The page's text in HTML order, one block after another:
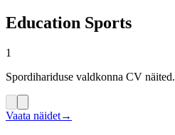
Education Sports
1
Spordihariduse valdkonna CV näited.
Vaata näidet→